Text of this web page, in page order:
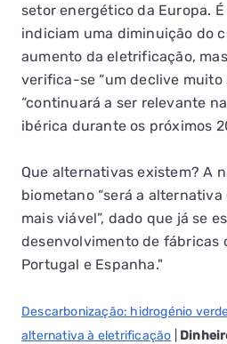
setor energético da Europa.
indiciam uma diminuição do
aumento da eletrificação,
verifica-se “um declive muito
“continuará a ser relevante
ibérica durante os próximos
Que alternativas existem? A
biometano “será a
mais viável”, dado que já se
desenvolvimento de fábricas
Portugal e Espanha."
Descarbonização: hidrogénio
alternativa à eletrificação